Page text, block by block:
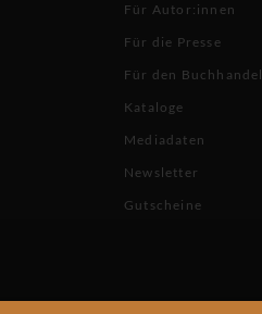
Für Autor:innen
Für die Presse
Für den Buchhandel
Kataloge
Mediadaten
Newsletter
Gutscheine